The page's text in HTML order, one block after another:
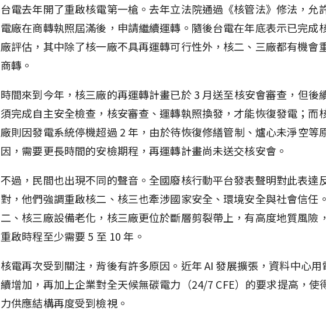
台電去年開了重啟核電第一槍。去年立法院通過《核管法》修法，允
電廠在商轉執照屆滿後，申請繼續運轉。隨後台電在年底表示已完成
廠評估，其中除了核一廠不具再運轉可行性外，核二、三廠都有機會
商轉。
時間來到今年，核三廠的再運轉計畫已於 3 月送至核安會審查，但後
須完成自主安全檢查，核安審查、運轉執照換發，才能恢復發電；而
廠則因發電系統停機超過 2 年，由於待恢復修繕管制、爐心未淨空等
因，需要更長時間的安檢期程，再運轉計畫尚未送交核安會。
不過，民間也出現不同的聲音。全國廢核行動平台發表聲明對此表達
對，他們強調重啟核二、核三也牽涉國家安全、環境安全與社會信任
二、核三廠設備老化，核三廠更位於斷層剪裂帶上，有高度地質風險
重啟時程至少需要 5 至 10 年。
核電再次受到關注，背後有許多原因。近年 AI 發展擴張，資料中心用
續增加，再加上企業對全天候無碳電力（24/7 CFE）的要求提高，使
力供應結構再度受到檢視。